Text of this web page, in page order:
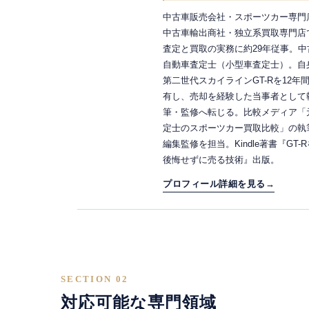
中古車販売会社・スポーツカー専門
中古車輸出商社・独立系買取専門店
査定と買取の実務に約29年従事。中
自動車査定士（小型車査定士）。自
第二世代スカイラインGT-Rを12年
有し、売却を経験した当事者として
筆・監修へ転じる。比較メディア「
定士のスポーツカー買取比較」の執
編集監修を担当。Kindle著書『GT-R
後悔せずに売る技術』出版。
プロフィール詳細を見る →
SECTION 02
対応可能な専門領域